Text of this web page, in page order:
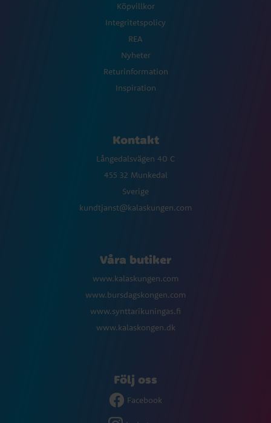
Köpvillkor
Integritetspolicy
REA
Nyheter
Returinformation
Inspiration
Kontakt
Långedalsvägen 40 C
455 32 Munkedal
Sverige
kundtjanst@kalaskungen.com
Våra butiker
www.kalaskungen.com
www.bursdagskongen.com
www.synttarikuningas.fi
www.kalaskongen.dk
Följ oss
Facebook